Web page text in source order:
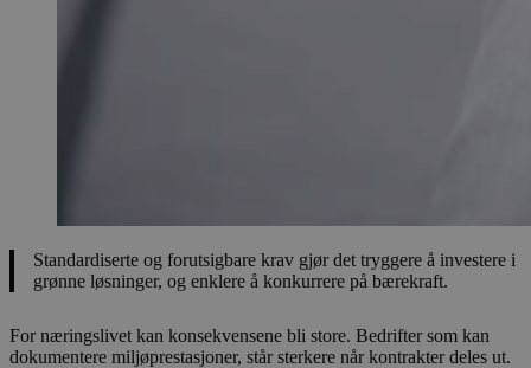
Standardiserte og forutsigbare krav gjør det tryggere å investere i
grønne løsninger, og enklere å konkurrere på bærekraft.
For næringslivet kan konsekvensene bli store. Bedrifter som kan
dokumentere miljøprestasjoner, står sterkere når kontrakter deles ut.